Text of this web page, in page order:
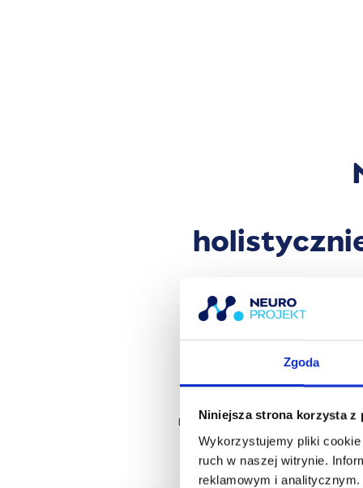
Zgoda
Niniejsza strona korzysta z
Wykorzystujemy pliki
ruch w naszej witrynie.
reklamowym i
rzeczywisty czas trwania